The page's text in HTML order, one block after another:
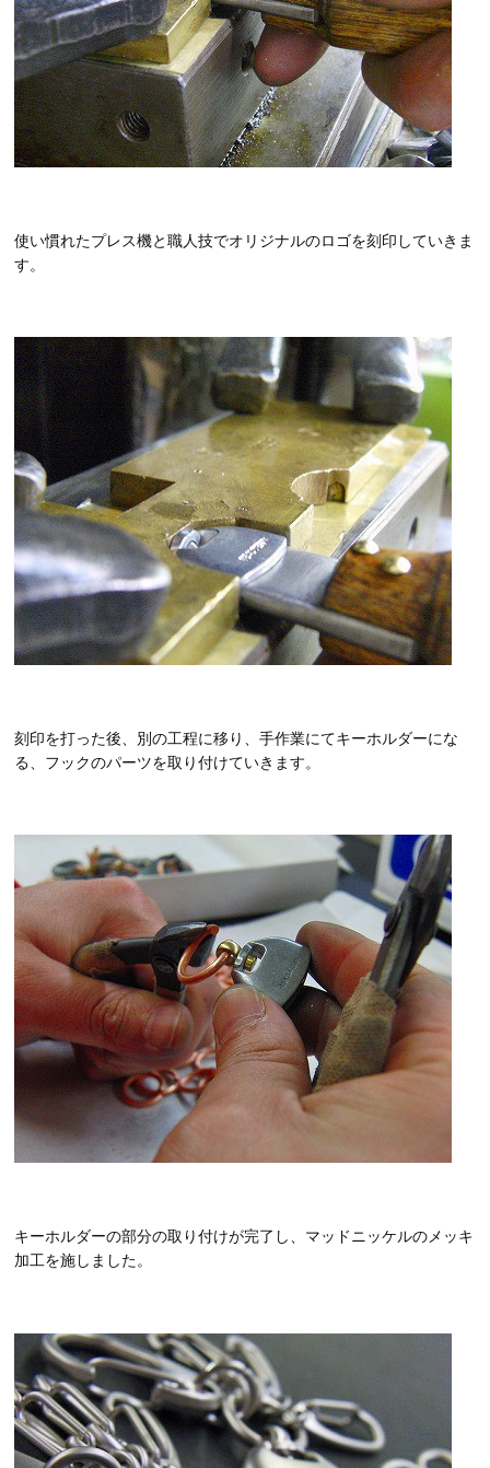
使い慣れたプレス機と職人技でオリジナルのロゴを刻印していきま
す。
刻印を打った後、別の工程に移り、手作業にてキーホルダーにな
る、フックのパーツを取り付けていきます。
キーホルダーの部分の取り付けが完了し、マッドニッケルのメッキ
加工を施しました。